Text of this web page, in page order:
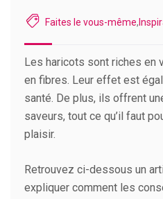
Faites le vous-même,
Les haricots sont riches en
en fibres. Leur effet est
santé. De plus, ils offrent
saveurs, tout ce qu’il faut
plaisir.
Retrouvez ci-dessous un
expliquer comment les